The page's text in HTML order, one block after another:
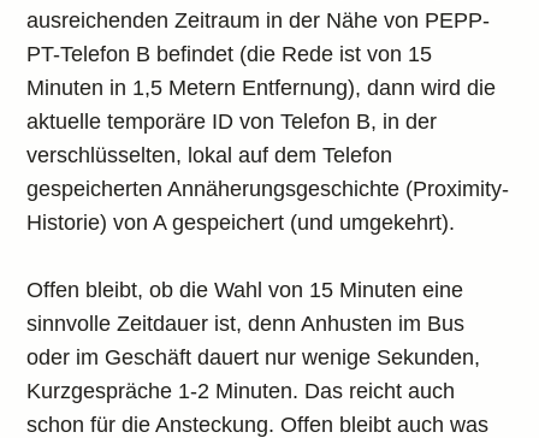
ausreichenden Zeitraum in der Nähe von PEPP-
PT-Telefon B befindet (die Rede ist von 15
Minuten in 1,5 Metern Entfernung), dann wird die
aktuelle temporäre ID von Telefon B, in der
verschlüsselten, lokal auf dem Telefon
gespeicherten Annäherungsgeschichte (Proximity-
Historie) von A gespeichert (und umgekehrt).
Offen bleibt, ob die Wahl von 15 Minuten eine
sinnvolle Zeitdauer ist, denn Anhusten im Bus
oder im Geschäft dauert nur wenige Sekunden,
Kurzgespräche 1-2 Minuten. Das reicht auch
schon für die Ansteckung. Offen bleibt auch was